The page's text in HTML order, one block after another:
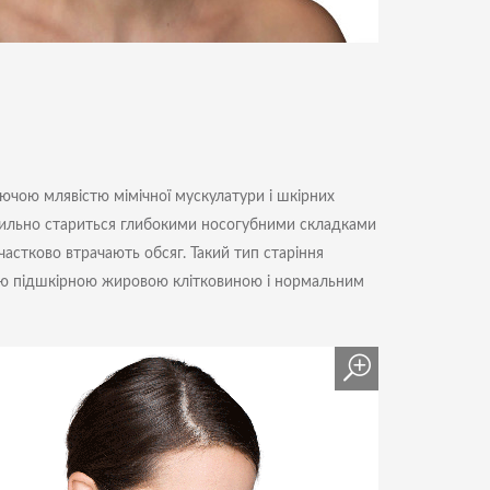
млявістю мімічної мускулатури і шкірних
стариться глибокими носогубними складками
втрачають обсяг. Такий тип старіння
підшкірною жировою клітковиною і нормальним